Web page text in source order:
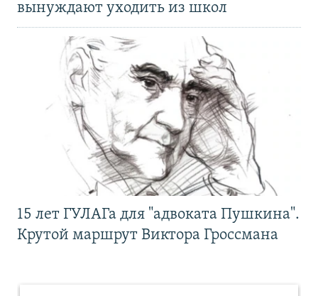
вынуждают уходить из школ
15 лет ГУЛАГа для "адвоката Пушкина".
Крутой маршрут Виктора Гроссмана